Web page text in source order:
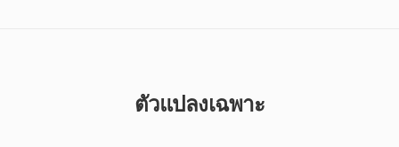
ตัวแปลงเฉพาะ